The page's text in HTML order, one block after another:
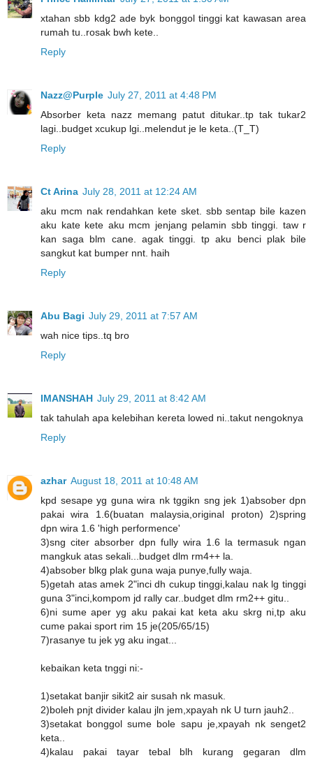
xtahan sbb kdg2 ade byk bonggol tinggi kat kawasan area
rumah tu..rosak bwh kete..
Reply
Nazz@Purple July 27, 2011 at 4:48 PM
Absorber keta nazz memang patut ditukar..tp tak tukar2
lagi..budget xcukup lgi..melendut je le keta..(T_T)
Reply
Ct Arina July 28, 2011 at 12:24 AM
aku mcm nak rendahkan kete sket. sbb sentap bile kazen
aku kate kete aku mcm jenjang pelamin sbb tinggi. taw r
kan saga blm cane. agak tinggi. tp aku benci plak bile
sangkut kat bumper nnt. haih
Reply
Abu Bagi July 29, 2011 at 7:57 AM
wah nice tips..tq bro
Reply
IMANSHAH July 29, 2011 at 8:42 AM
tak tahulah apa kelebihan kereta lowed ni..takut nengoknya
Reply
azhar August 18, 2011 at 10:48 AM
kpd sesape yg guna wira nk tggikn sng jek 1)absober dpn
pakai wira 1.6(buatan malaysia,original proton) 2)spring
dpn wira 1.6 'high performence'
3)sng citer absorber dpn fully wira 1.6 la termasuk ngan
mangkuk atas sekali...budget dlm rm4++ la.
4)absober blkg plak guna waja punye,fully waja.
5)getah atas amek 2"inci dh cukup tinggi,kalau nak lg tinggi
guna 3"inci,kompom jd rally car..budget dlm rm2++ gitu..
6)ni sume aper yg aku pakai kat keta aku skrg ni,tp aku
cume pakai sport rim 15 je(205/65/15)
7)rasanye tu jek yg aku ingat...
kebaikan keta tnggi ni:-
1)setakat banjir sikit2 air susah nk masuk.
2)boleh pnjt divider kalau jln jem,xpayah nk U turn jauh2..
3)setakat bonggol sume bole sapu je,xpayah nk senget2
keta..
4)kalau pakai tayar tebal blh kurang gegaran dlm